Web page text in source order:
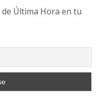
Última Hora en tu